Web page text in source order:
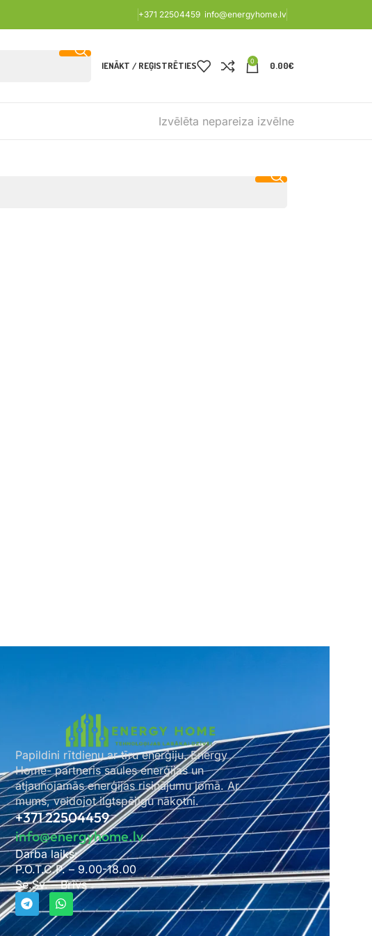
+371 22504459 info@energyhome.lv
IENĀKT / REĢISTRĒTIES 0 0.00€
Izvēlēta nepareiza izvēlne
Papildini rītdienu ar tīru enerģiju. Energy
Home- partneris saules enerģijas un
atjaunojamās enerģijas risinājumu jomā. Ar
mums, veidojot ilgtspējīgu nākotni.
+371 22504459
info@energyhome.lv
Darba laiks:
P.O.T.C.P. – 9.00-18.00
Se.Sv. – Brīvs